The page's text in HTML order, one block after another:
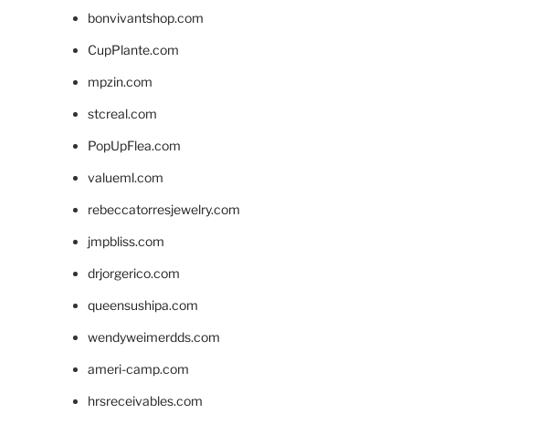
bonvivantshop.com
CupPlante.com
mpzin.com
stcreal.com
PopUpFlea.com
valueml.com
rebeccatorresjewelry.com
jmpbliss.com
drjorgerico.com
queensushipa.com
wendyweimerdds.com
ameri-camp.com
hrsreceivables.com